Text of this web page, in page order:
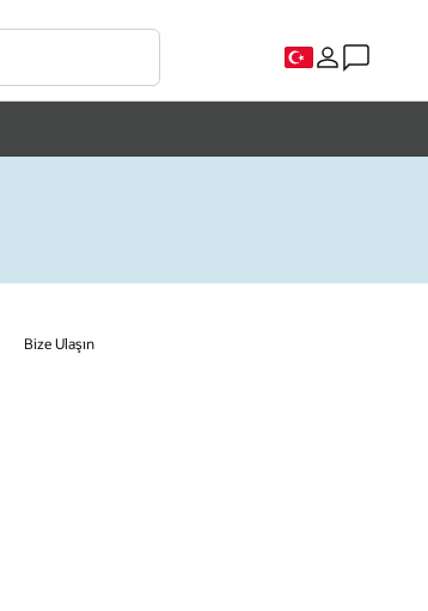
Bize Ulaşın